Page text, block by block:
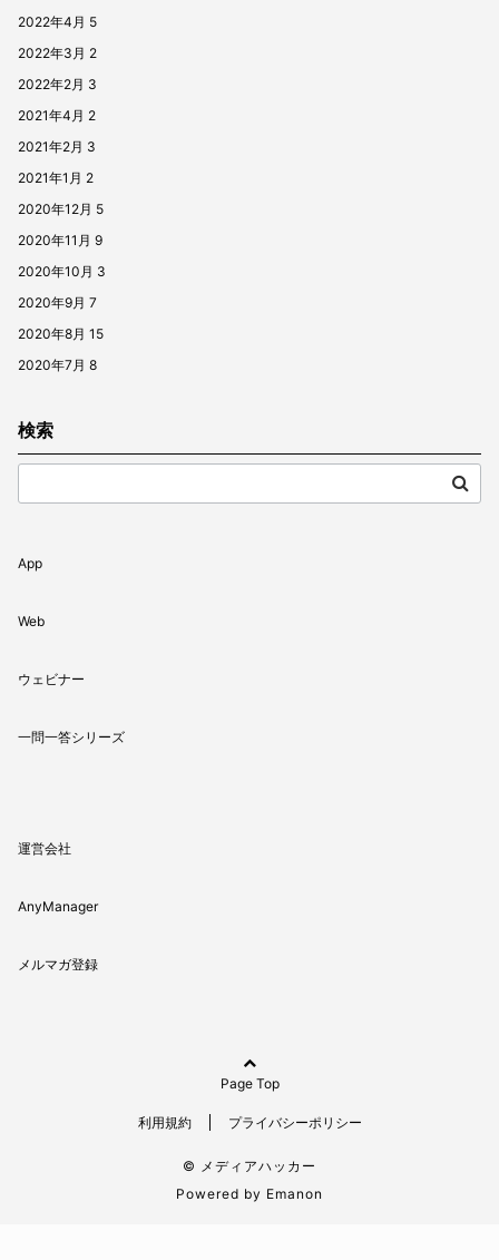
2022年4月 5
2022年3月 2
2022年2月 3
2021年4月 2
2021年2月 3
2021年1月 2
2020年12月 5
2020年11月 9
2020年10月 3
2020年9月 7
2020年8月 15
2020年7月 8
検索
App
Web
ウェビナー
一問一答シリーズ
運営会社
AnyManager
メルマガ登録
Page Top
利用規約 プライバシーポリシー
© メディアハッカー
Powered by Emanon